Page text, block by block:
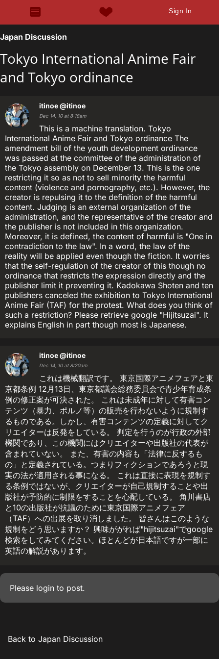
Sign In
Japan Discussion
Tokyo International Anime Fair
and Tokyo ordinance
itinoe@itinoe
Dec 14, 10 at 8:18am
This is a machine translation. Tokyo
International Anime Fair and Tokyo ordinance The
amendment bill of the youth development ordinance
was passed at the committee of the administration of
the Tokyo assembly on December 13. This is the one
restricting it so as not to sell minority the harmful
content (violence and pornography, etc.). However, the
creator is repulsing it to the definition of the harmful
content. Judging is an external organization of the
administration, and the representative of the creator and
the publisher is not included in this organization.
Moreover, it is defined, the content of harmful is "One in
contradiction to the law". In a word, the law of the
reality will be applied even though the fiction. It worries
that the self-regulation of the creator of this though no
ordinance that restricts the expression directly and the
publisher limit it preventing it. Kadokawa Shoten and ten
publishers canceled the exhibition to Tokyo International
Anime Fair (TAF) for the protest. What does you think of
such a restriction? Please retrieve google "Hijitsuzai". It
explains English in part though most is Japanese.
itinoe@itinoe
Dec 14, 10 at 8:20am
これは機械翻訳です。 東京国際アニメフェアと東
京都条例 12月13日、東京都議会総務委員会で青少年育成条
例の修正案が可決された。 これは未成年に対して有害コン
テンツ（暴力、ポルノ等）の販売を行わないように規制す
るものである。しかし、有害コンテンツの定義に対してク
リエイターは反発をしている。 判定を行うのが行政の外部
機関であり、この機関にはクリエイターや出版社の代表が
含まれていない。 また、有害の内容も「法律に反するも
の」と定義されている。つまりフィクションであろうと現
実の法が適用される事になる。 これは直接に表現を規制す
る条例ではないが、クリエイターが自己規制することや出
版社が予防的に制限をすることを心配している。 角川書店
と10の出版社が抗議のために東京国際アニメフェア
（TAF）への出展を取り消しました。 皆さんはこのような
規制をどう思いますか？ 興味ががれば"hijitsuzai"でgoogle
検索をしてみてください。ほとんどが日本語ですが一部に
英語の解説があります。
Please login to post.
Back to Japan Discussion